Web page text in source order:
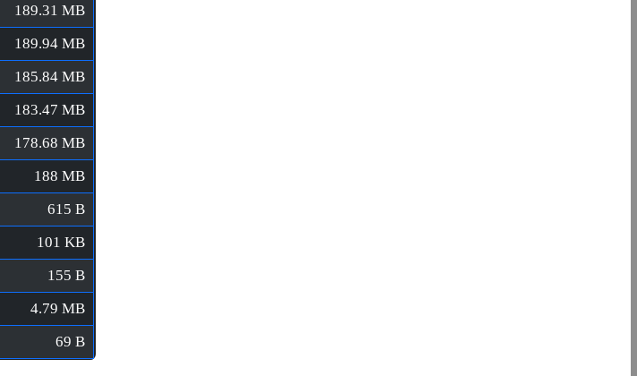
189.31 MB
189.94 MB
185.84 MB
183.47 MB
178.68 MB
188 MB
615 B
101 KB
155 B
4.79 MB
69 B